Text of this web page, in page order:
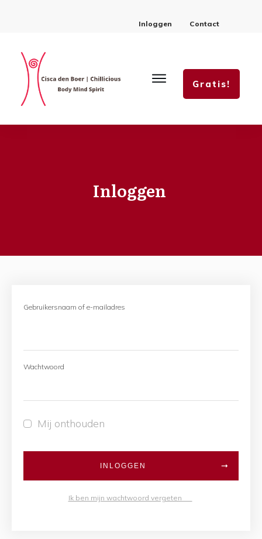
Inloggen Contact
Gratis!
Inloggen
Gebruikersnaam of e-mailadres
Wachtwoord
Mij onthouden
INLOGGEN
Ik ben mijn wachtwoord vergeten